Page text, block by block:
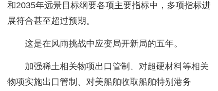
和2035年远景目标纲要各项主要指标中，多项指标进
展符合甚至超过预期。
这是在风雨挑战中应变局开新局的五年。
加强稀土相关物项出口管制、对超硬材料等相关
物项实施出口管制、对美船舶收取船舶特别港务